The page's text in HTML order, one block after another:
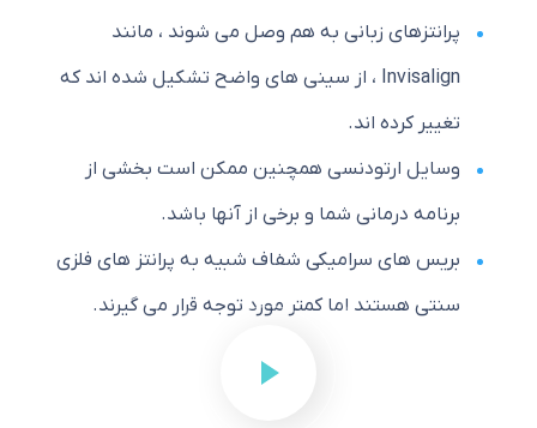
پرانتزهای زبانی به هم وصل می شوند ، مانند
Invisalign ، از سینی های واضح تشکیل شده اند که
تغییر کرده اند.
وسایل ارتودنسی همچنین ممکن است بخشی از
برنامه درمانی شما و برخی از آنها باشد.
بریس های سرامیکی شفاف شبیه به پرانتز های فلزی
سنتی هستند اما کمتر مورد توجه قرار می گیرند.